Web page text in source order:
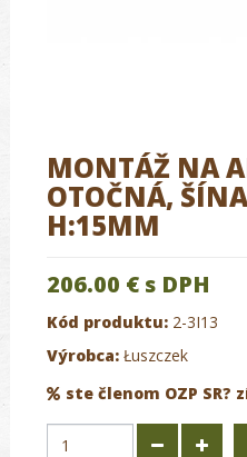
MONTÁŽ NA
OTOČNÁ,
H:15MM
206.00 € s DPH
Kód produktu: 2-3I13
Výrobca: Łuszczek
ste členom OZP